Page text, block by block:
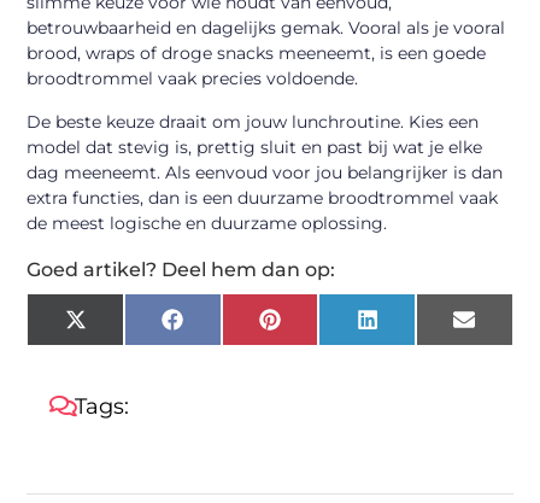
betrouwbaarheid en dagelijks gemak. Vooral als je vooral
brood, wraps of droge snacks meeneemt, is een goede
broodtrommel vaak precies voldoende.
De beste keuze draait om jouw lunchroutine. Kies een
model dat stevig is, prettig sluit en past bij wat je elke
dag meeneemt. Als eenvoud voor jou belangrijker is dan
extra functies, dan is een duurzame broodtrommel vaak
de meest logische en duurzame oplossing.
Goed artikel? Deel hem dan op:
X
(Twitter)
Facebook Pinterest LinkedIn Email
Tags: